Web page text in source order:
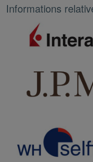
Informations